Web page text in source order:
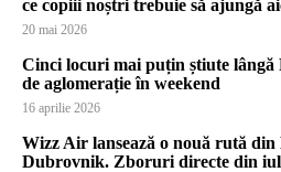
ce copiii noștri trebuie să ajungă
20 mai 2026
Cinci locuri mai puțin știute lângă
de aglomerație în weekend
16 aprilie 2026
Wizz Air lansează o nouă rută din
Dubrovnik. Zboruri directe din